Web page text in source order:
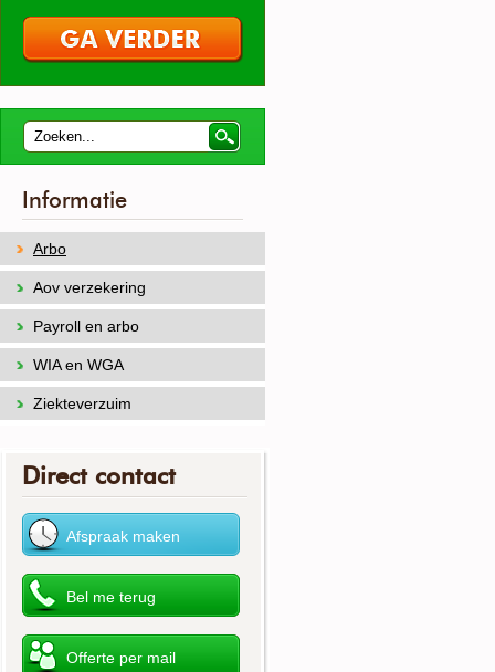
Informatie
Arbo
Aov verzekering
Payroll en arbo
WIA en WGA
Ziekteverzuim
Direct contact